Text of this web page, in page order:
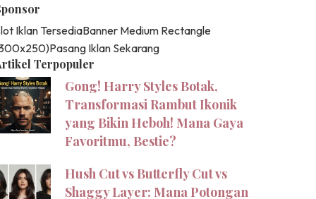
Iklan TersediaBanner Medium Rectangle
Pasang Iklan Sekarang
Terpopuler
Gong! Harry Styles Botak,
Transformasi Rambut Ikonik
yang Bikin Heboh! Mana Gaya
Favoritmu, Bestie?
Hush Cut vs Butterfly Cut vs
Shaggy Layer: Mana Potongan